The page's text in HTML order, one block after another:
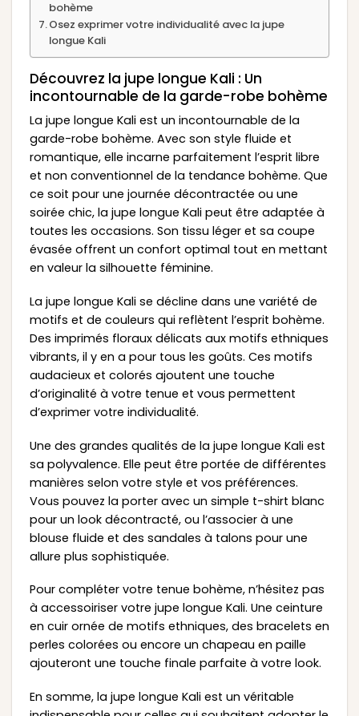
bohème
Osez exprimer votre individualité avec la jupe
longue Kali
Découvrez la jupe longue Kali : Un
incontournable de la garde-robe bohème
La jupe longue Kali est un incontournable de la
garde-robe bohème. Avec son style fluide et
romantique, elle incarne parfaitement l’esprit libre
et non conventionnel de la tendance bohème. Que
ce soit pour une journée décontractée ou une
soirée chic, la jupe longue Kali peut être adaptée à
toutes les occasions. Son tissu léger et sa coupe
évasée offrent un confort optimal tout en mettant
en valeur la silhouette féminine.
La jupe longue Kali se décline dans une variété de
motifs et de couleurs qui reflètent l’esprit bohème.
Des imprimés floraux délicats aux motifs ethniques
vibrants, il y en a pour tous les goûts. Ces motifs
audacieux et colorés ajoutent une touche
d’originalité à votre tenue et vous permettent
d’exprimer votre individualité.
Une des grandes qualités de la jupe longue Kali est
sa polyvalence. Elle peut être portée de différentes
manières selon votre style et vos préférences.
Vous pouvez la porter avec un simple t-shirt blanc
pour un look décontracté, ou l’associer à une
blouse fluide et des sandales à talons pour une
allure plus sophistiquée.
Pour compléter votre tenue bohème, n’hésitez pas
à accessoiriser votre jupe longue Kali. Une ceinture
en cuir ornée de motifs ethniques, des bracelets en
perles colorées ou encore un chapeau en paille
ajouteront une touche finale parfaite à votre look.
En somme, la jupe longue Kali est un véritable